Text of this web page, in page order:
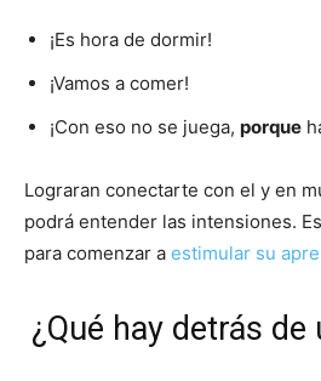
¡Es hora de dormir!
¡Vamos a comer!
¡Con eso no se juega, porque
Lograran conectarte con el y en
podrá entender las intensiones.
para comenzar a estimular su
¿Qué hay detrás